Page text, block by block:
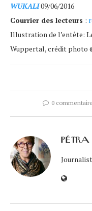
WUKALI09/06/2016
Courrier des lecteurs :
Illustration de l’entête:
Wuppertal, crédit photo
0 commentaire